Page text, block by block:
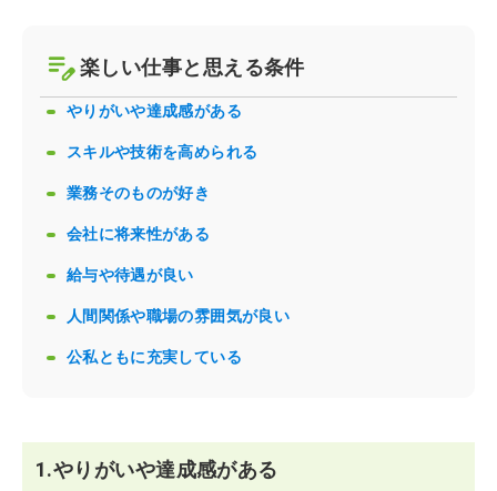
楽しい仕事と思える条件
やりがいや達成感がある
スキルや技術を高められる
業務そのものが好き
会社に将来性がある
給与や待遇が良い
人間関係や職場の雰囲気が良い
公私ともに充実している
1.やりがいや達成感がある